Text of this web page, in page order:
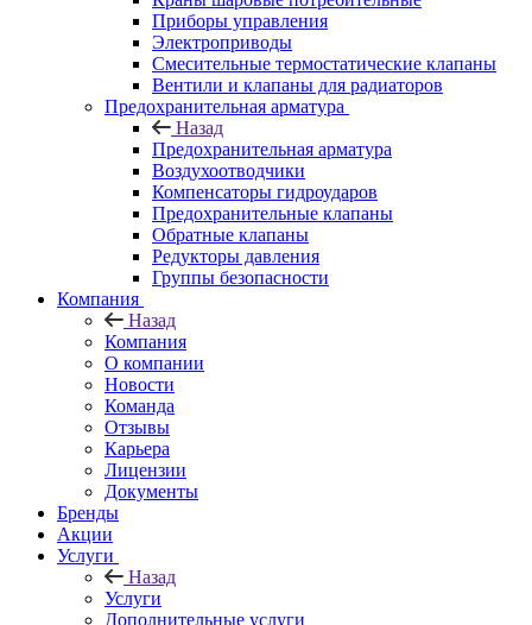
Приборы управления
Электроприводы
Смесительные термостатические клапаны
Вентили и клапаны для радиаторов
Предохранительная арматура
Назад
Предохранительная арматура
Воздухоотводчики
Компенсаторы гидроударов
Предохранительные клапаны
Обратные клапаны
Редукторы давления
Группы безопасности
Компания
Назад
Компания
О компании
Новости
Команда
Отзывы
Карьера
Лицензии
Документы
Бренды
Акции
Услуги
Назад
Услуги
Дополнительные услуги